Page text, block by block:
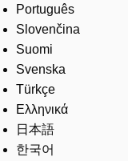
Português
Slovenčina
Suomi
Svenska
Türkçe
Ελληνικά
日本語
한국어